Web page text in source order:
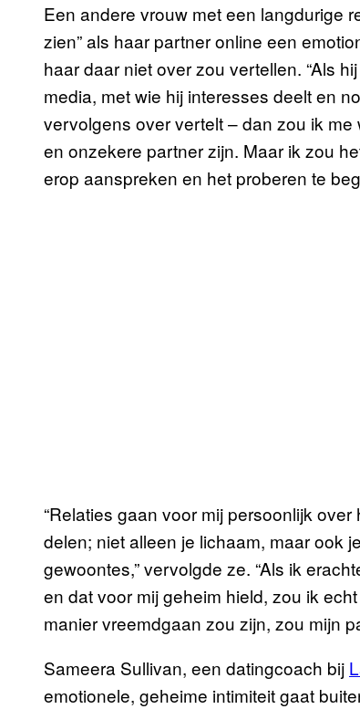
Een andere vrouw met een langdurige
zien” als haar partner online een
haar daar niet over zou vertellen. “Als
media, met wie hij interesses deelt en
vervolgens over vertelt – dan zou ik
en onzekere partner zijn. Maar ik zou
erop aanspreken en het proberen te
“Relaties gaan voor mij persoonlijk
delen; niet alleen je lichaam, maar ook
gewoontes,” vervolgde ze. “Als ik
en dat voor mij geheim hield, zou ik
manier vreemdgaan zou zijn, zou mijn
Sameera Sullivan, een datingcoach bij
emotionele, geheime intimiteit gaat